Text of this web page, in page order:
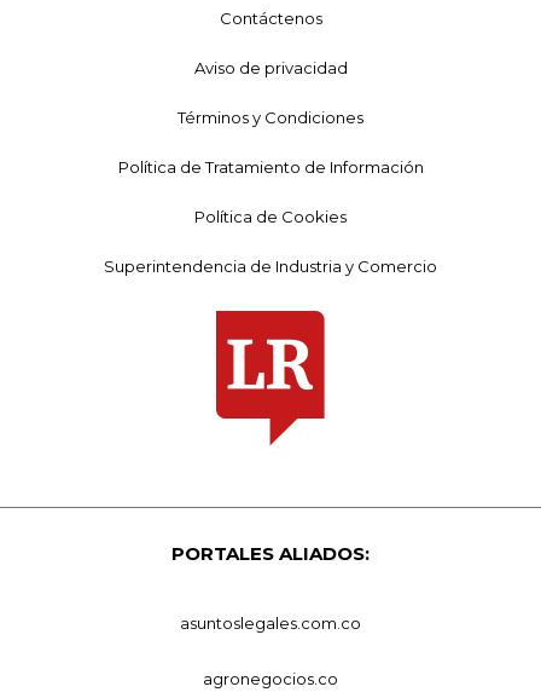
Contáctenos
Aviso de privacidad
Términos y Condiciones
Política de Tratamiento de Información
Política de Cookies
Superintendencia de Industria y Comercio
PORTALES ALIADOS:
asuntoslegales.com.co
agronegocios.co